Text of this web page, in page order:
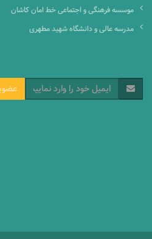
موسسه فرهنگی و اجتماعی خط امان کاشان
مدرسه عالی و دانشگاه شهید مطهری